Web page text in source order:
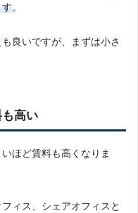
説明
するメリット
ター
す。
良いですが、まずは小さ
高い
ほど賃料も高くなりま
ィス、シェアオフィスと